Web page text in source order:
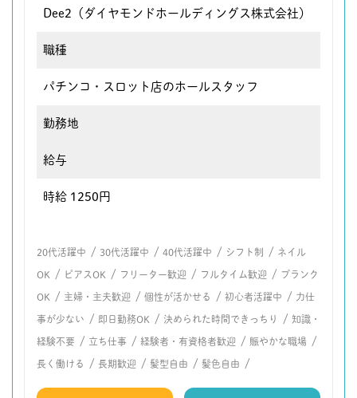
Dee2（ダイヤモンドホールディングス株式会社）
職種
パチンコ・スロット店のホールスタッフ
勤務地
給与
時給 1250円
20代活躍中 / 30代活躍中 / 40代活躍中 / シフト制 / ネイル
OK / ピアスOK / フリーター歓迎 / フルタイム歓迎 / ブランク
OK / 主婦・主夫歓迎 / 個性が活かせる / 初心者活躍中 / 力仕
事が少ない / 即日勤務OK / 決められた時間できっちり / 知識・
経験不要 / 立ち仕事 / 経験者・有資格者歓迎 / 賑やかな職場 /
長く働ける / 長期歓迎 / 髪型自由 / 髪色自由 /